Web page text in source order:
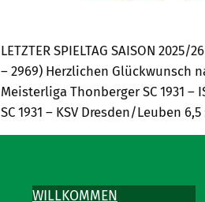
LETZTER SPIELTAG SAISON
– 2969) Herzlichen Glückwunsch
Meisterliga Thonberger SC 1931 –
SC 1931 – KSV Dresden/Leuben 6,5
WILLKOMMEN